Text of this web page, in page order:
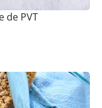
de PVT